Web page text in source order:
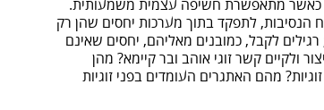
כאשר מתאפשרת חשיפה עצמית משמעותית.
הנסיבות, לתפקד בתוך מערכות יחסים שהן רק
רגילים לקבל, כמובנים מאליהם, יחסים שאינם
ולקיים קשר זוגי אוהב ובר קיימא? מהן
מהם האתגרים העומדים בפני זוגיות